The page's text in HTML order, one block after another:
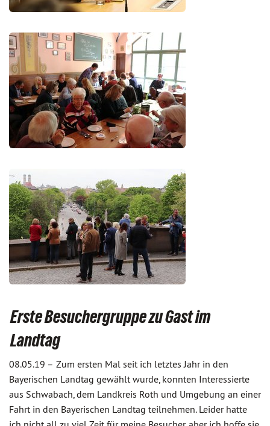
Erste Besuchergruppe zu Gast im
Landtag
08.05.19 – Zum ersten Mal seit ich letztes Jahr in den
Bayerischen Landtag gewählt wurde, konnten Interessierte
aus Schwabach, dem Landkreis Roth und Umgebung an einer
Fahrt in den Bayerischen Landtag teilnehmen. Leider hatte